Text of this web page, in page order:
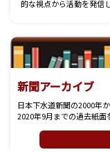
的な視点から活動を発信し
新聞アーカイブ
日本下水道新聞の2000年
2020年9月までの過去紙面